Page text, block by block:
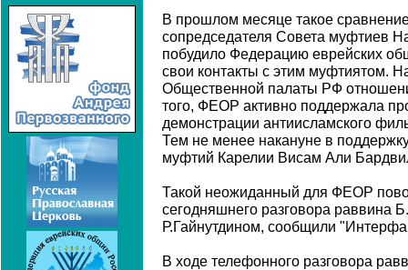
В прошлом месяце такое
сопредседателя Совета муфтиев
побудило Федерацию еврейских
свои контакты с этим муфтиятом.
Общественной палаты РФ
того, ФЕОР активно поддержала
демонстрации антиисламского
Тем не менее накануне в
муфтий Карелии Висам Али
Такой неожиданный для ФЕОР
сегодняшнего разговора раввина
Р.Гайнутдином, сообщили
В ходе телефонного разговора